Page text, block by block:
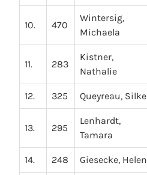
10. 470
Wintersig,
Michaela
11. 283
Kistner,
Nathalie
12. 325 Queyreau, Silke
13. 295
Lenhardt,
Tamara
14. 248 Giesecke, Helen